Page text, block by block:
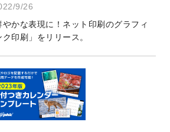
9/26
かな表現に！ネット印刷のグラフィ
印刷」をリリース。